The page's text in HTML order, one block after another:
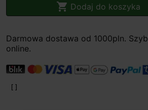
 Dodaj do koszyka
Darmowa dostawa od 1000pln.
online.